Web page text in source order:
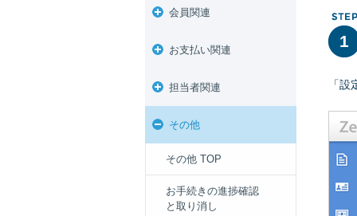
1
「
会員関連
お支払い関連
担当者関連
その他
その他 TOP
お手続きの進捗確認
と取り消し